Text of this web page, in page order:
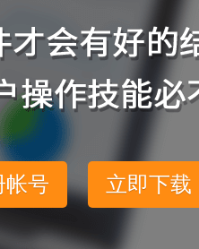
帐号 立即下载